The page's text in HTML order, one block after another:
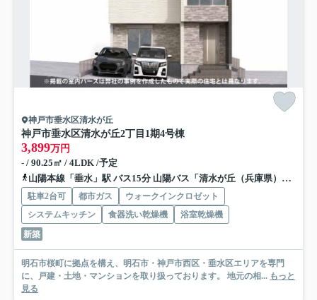
神戸市垂水区清水が丘
神戸市垂水区清水が丘2丁目 1期4号棟
3,899万円
- / 90.25㎡ / 4LDK /予定
山陽本線「垂水」駅 バス15分 山陽バス「清水が丘（兵庫県）」 停歩2分
駐車2台可 都市ガス
ウォークインクロゼット
システムキッチン
食器洗い乾燥機
浴室乾燥機
新築
明石市桜町に拠点を構え、明石市・神戸市西区・垂水区エリアを専門
に、戸建・土地・マンションを取り扱っております。 地元の相... もっと
見る